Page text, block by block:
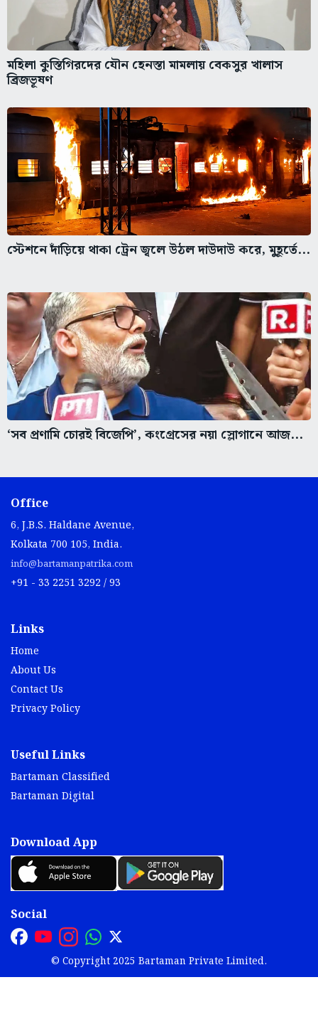
মহিলা কুস্তিগিরদের যৌন হেনস্তা মামলায় বেকসুর খালাস
ব্রিজভূষণ
স্টেশনে দাঁড়িয়ে থাকা ট্রেন জ্বলে উঠল দাউদাউ করে, মুহূর্তে...
‘সব প্রণামি চোরই বিজেপি’, কংগ্রেসের নয়া স্লোগানে আজ...
Office
6, J.B.S. Haldane Avenue,
Kolkata 700 105, India.
info@bartamanpatrika.com
+91 - 33 2251 3292 / 93
Links
Home
About Us
Contact Us
Privacy Policy
Useful Links
Bartaman Classified
Bartaman Digital
Download App
Social
© Copyright 2025 Bartaman Private Limited.